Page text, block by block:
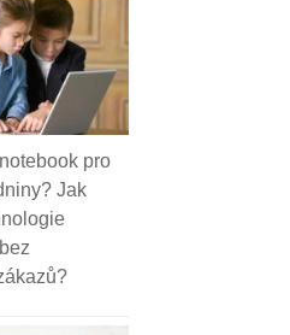
pro
Jak